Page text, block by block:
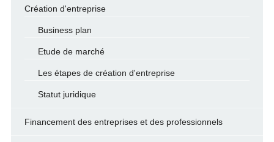
Création d'entreprise
Business plan
Etude de marché
Les étapes de création d'entreprise
Statut juridique
Financement des entreprises et des professionnels